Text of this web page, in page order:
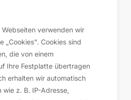
verwenden wir
„Cookies". Cookies sind
die von einem
Ihre Festplatte übertragen
erhalten wir automatisch
wie z. B. IP-Adresse,